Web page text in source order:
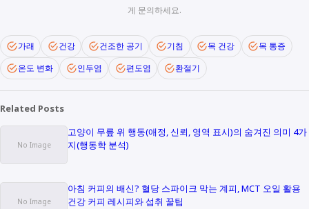
게 문의하세요.
가래 건강 건조한 공기 기침 목 건강
목 통증
온도 변화
인두염 편도염 환절기
Related Posts
고양이 무릎 위 행동(애정, 신뢰, 영역 표시)의 숨겨진 의미 4가
지(행동학 분석)
아침 커피의 배신? 혈당 스파이크 막는 계피, MCT 오일 활용
건강 커피 레시피와 섭취 꿀팁